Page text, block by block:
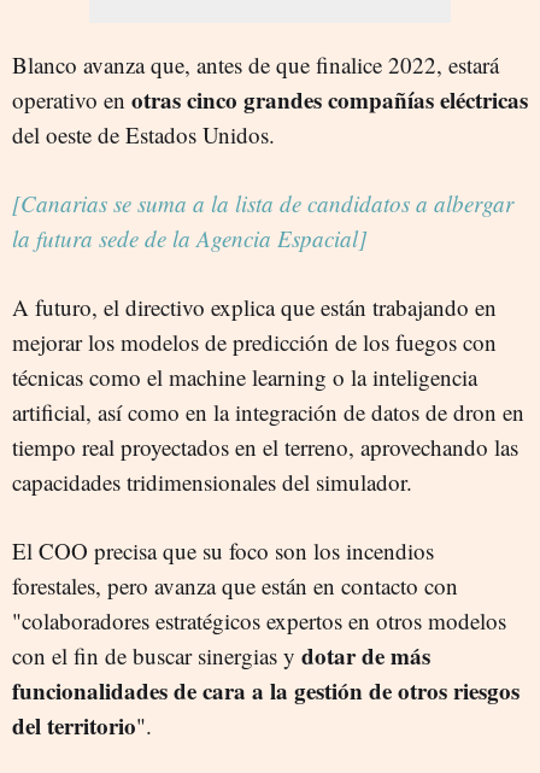
Blanco avanza que, antes de que finalice 2022, estará
operativo en otras cinco grandes compañías eléctricas
del oeste de Estados Unidos.
[Canarias se suma a la lista de candidatos a albergar
la futura sede de la Agencia Espacial]
A futuro, el directivo explica que están trabajando en
mejorar los modelos de predicción de los fuegos con
técnicas como el machine learning o la inteligencia
artificial, así como en la integración de datos de dron en
tiempo real proyectados en el terreno, aprovechando las
capacidades tridimensionales del simulador.
El COO precisa que su foco son los incendios
forestales, pero avanza que están en contacto con
"colaboradores estratégicos expertos en otros modelos
con el fin de buscar sinergias y dotar de más
funcionalidades de cara a la gestión de otros riesgos
del territorio".